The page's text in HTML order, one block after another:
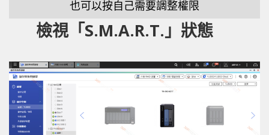
也可以按自己需要調整權限
檢視「S.M.A.R.T.」狀態